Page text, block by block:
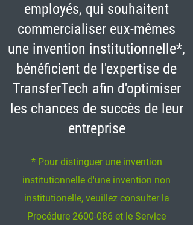
employés, qui souhaitent
commercialiser eux-mêmes
une invention institutionnelle*,
bénéficient de l'expertise de
TransferTech afin d'optimiser
les chances de succès de leur
entreprise
* Pour distinguer une invention
institutionnelle d'une invention non
institutionelle, veuillez consulter la
Procédure 2600-086 et le Service